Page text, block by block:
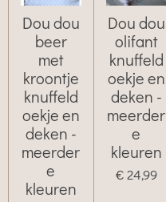
Dou dou
beer
met
kroontje
knuffeld
oekje en
deken -
meerder
e
kleuren
Dou dou
olifant
knuffeld
oekje en
deken -
meerder
e
kleuren
€ 24,99